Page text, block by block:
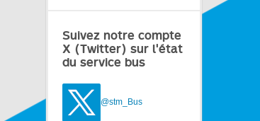
Suivez notre compte
X (Twitter) sur l'état
du service bus
@stm_Bus